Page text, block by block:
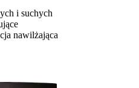
i suchych
nawilżająca